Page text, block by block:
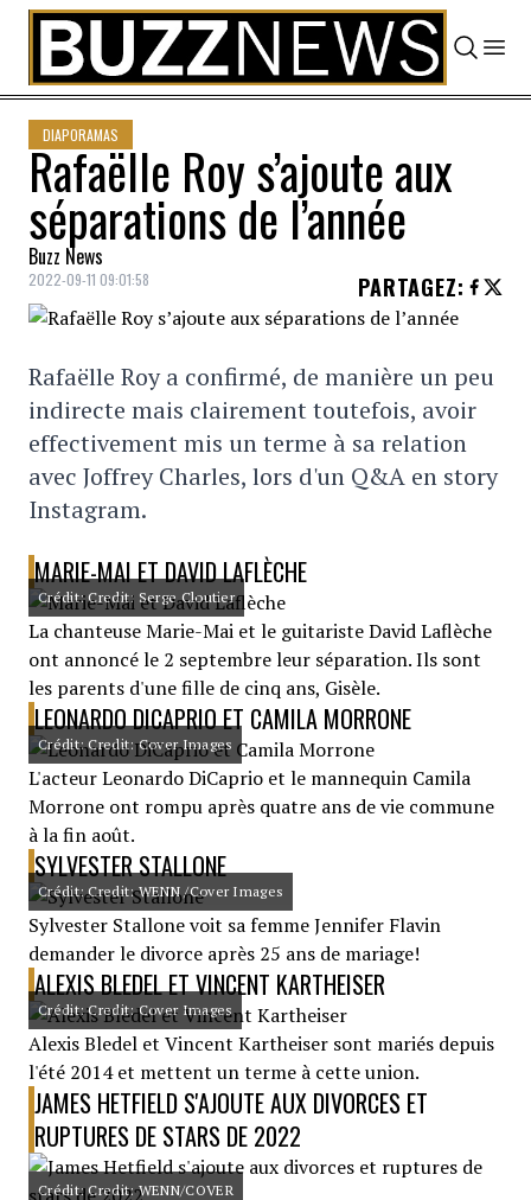
Skip to content
DIAPORAMAS
Rafaëlle Roy s’ajoute aux
séparations de l’année
Buzz News
2022-09-11 09:01:58 PARTAGEZ:
Rafaëlle Roy a confirmé, de manière un peu
indirecte mais clairement toutefois, avoir
effectivement mis un terme à sa relation
avec Joffrey Charles, lors d'un Q&A en story
Instagram.
MARIE-MAI ET DAVID LAFLÈCHE
Crédit: Credit: Serge Cloutier
La chanteuse Marie-Mai et le guitariste David Laflèche
ont annoncé le 2 septembre leur séparation. Ils sont
les parents d'une fille de cinq ans, Gisèle.
LEONARDO DICAPRIO ET CAMILA MORRONE
Crédit: Credit: Cover Images
L'acteur Leonardo DiCaprio et le mannequin Camila
Morrone ont rompu après quatre ans de vie commune
à la fin août.
SYLVESTER STALLONE
Crédit: Credit: WENN /Cover Images
Sylvester Stallone voit sa femme Jennifer Flavin
demander le divorce après 25 ans de mariage!
ALEXIS BLEDEL ET VINCENT KARTHEISER
Crédit: Credit: Cover Images
Alexis Bledel et Vincent Kartheiser sont mariés depuis
l'été 2014 et mettent un terme à cette union.
JAMES HETFIELD S'AJOUTE AUX DIVORCES ET
RUPTURES DE STARS DE 2022
Crédit: Credit: WENN/COVER